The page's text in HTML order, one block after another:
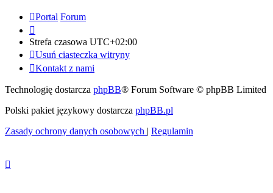
Portal Forum
Strefa czasowa UTC+02:00
Usuń ciasteczka witryny
Kontakt z nami
Technologię dostarcza phpBB® Forum Software © phpBB Limited
Polski pakiet językowy dostarcza phpBB.pl
Zasady ochrony danych osobowych | Regulamin